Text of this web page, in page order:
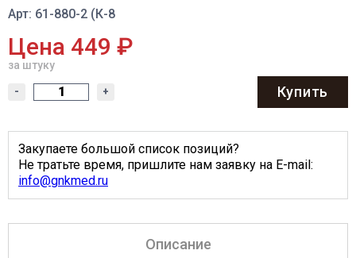
Арт: 61-880-2 (К-8
Цена 449 ₽
за штуку
- + Купить
Закупаете большой список позиций?
Не тратьте время, пришлите нам заявку на E-mail:
info@gnkmed.ru
Описание